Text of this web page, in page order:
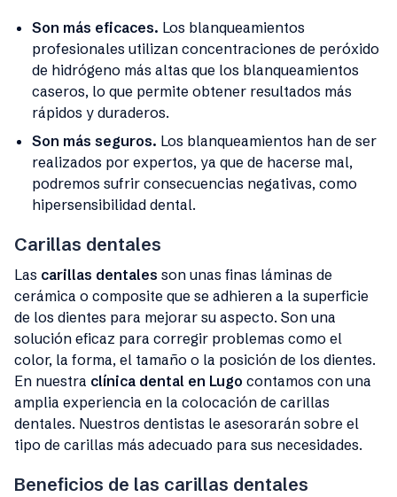
Son más eficaces. Los blanqueamientos
profesionales utilizan concentraciones de peróxido
de hidrógeno más altas que los blanqueamientos
caseros, lo que permite obtener resultados más
rápidos y duraderos.
Son más seguros. Los blanqueamientos han de ser
realizados por expertos, ya que de hacerse mal,
podremos sufrir consecuencias negativas, como
hipersensibilidad dental.
Carillas dentales
Las carillas dentales son unas finas láminas de
cerámica o composite que se adhieren a la superficie
de los dientes para mejorar su aspecto. Son una
solución eficaz para corregir problemas como el
color, la forma, el tamaño o la posición de los dientes.
En nuestra clínica dental en Lugo contamos con una
amplia experiencia en la colocación de carillas
dentales. Nuestros dentistas le asesorarán sobre el
tipo de carillas más adecuado para sus necesidades.
Beneficios de las carillas dentales